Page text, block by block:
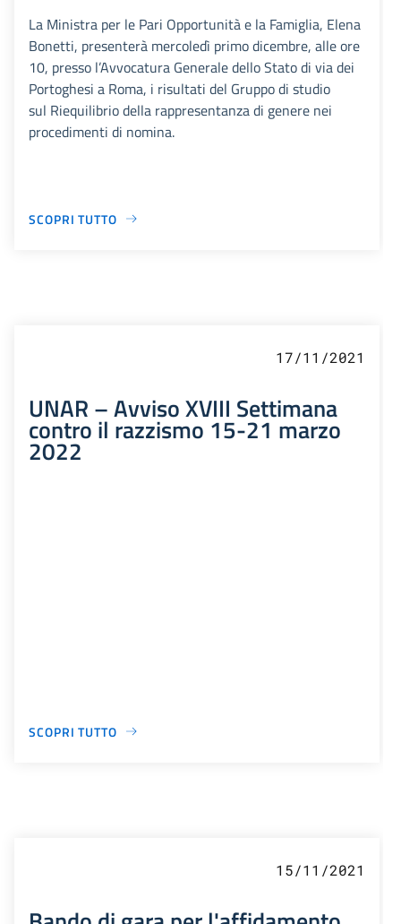
La Ministra per le Pari Opportunità e la Famiglia, Elena
Bonetti, presenterà mercoledì primo dicembre, alle ore
10, presso l’Avvocatura Generale dello Stato di via dei
Portoghesi a Roma, i risultati del Gruppo di studio
sul Riequilibrio della rappresentanza di genere nei
procedimenti di nomina.
SCOPRI TUTTO
17/11/2021
UNAR – Avviso XVIII Settimana
contro il razzismo 15-21 marzo
2022
SCOPRI TUTTO
15/11/2021